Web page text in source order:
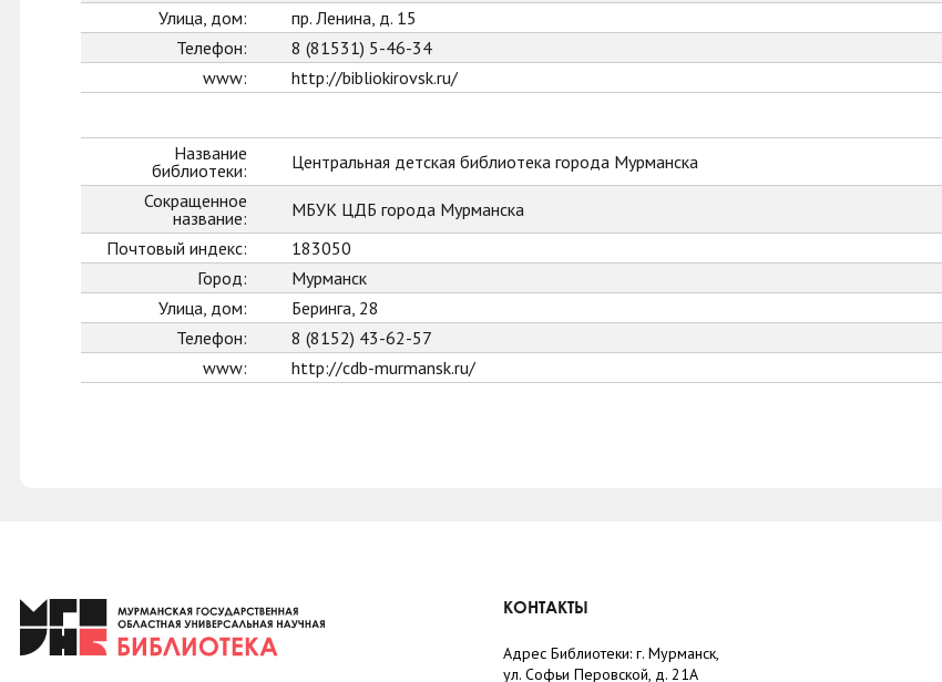
Улица, дом:
пр. Ленина, д. 15
Телефон:
8 (81531) 5-46-34
www:
http://bibliokirovsk.ru/
Название
библиотеки:
Центральная детская библиотека города Мурманска
Сокращенное
название:
МБУК ЦДБ города Мурманска
Почтовый индекс:
183050
Город:
Мурманск
Улица, дом:
Беринга, 28
Телефон:
8 (8152) 43-62-57
www:
http://cdb-murmansk.ru/
КОНТАКТЫ
Адрес Библиотеки: г. Мурманск,
ул. Софьи Перовской, д. 21А